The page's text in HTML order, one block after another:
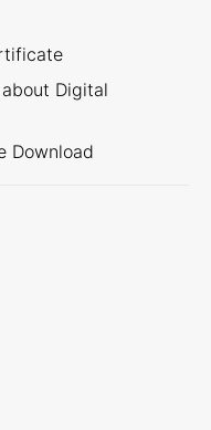
Digital
Download